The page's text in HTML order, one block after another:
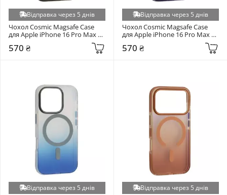
Відправка через 5 днів
Чохол Cosmic Magsafe Case
для Apple iPhone 16 Pro Max
570 ₴
Відправка через 5 днів
Чохол Cosmic Magsafe Case
для Apple iPhone 16 Pro Max
570 ₴
Відправка через 5 днів Відправка через 5 днів